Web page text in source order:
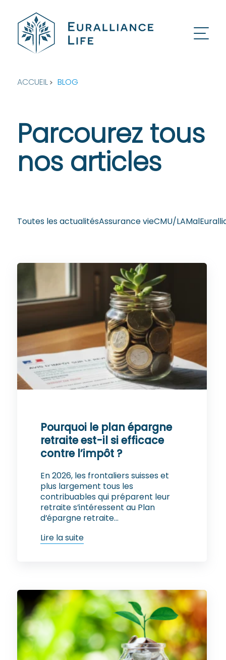
ACCUEIL BLOG
Parcourez tous
nos articles
Toutes les actualitésAssurance vieCMU/LAMal
Pourquoi le plan épargne
retraite est-il si efficace
contre l’impôt ?
En 2026, les frontaliers suisses et
plus largement tous les
contribuables qui préparent leur
retraite s’intéressent au Plan
d’épargne retraite...
Lire la suite